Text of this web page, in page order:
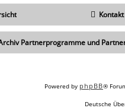
Kontakt
Partnerprogramme und
Powered by phpBB®
Deutsche